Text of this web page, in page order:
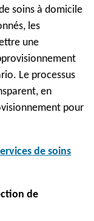
soins à domicile
les
une
Le processus
en
pour
de soins
de